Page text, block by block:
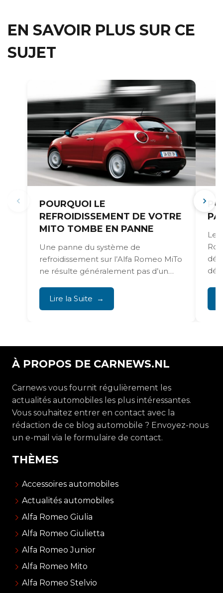
EN SAVOIR PLUS SUR CE
SUJET
POURQUOI LE
REFROIDISSEMENT DE VOTRE
MITO TOMBE EN PANNE
Une panne du système de
refroidissement sur l’Alfa Romeo MiTo
ne résulte généralement pas d’un
Lire la Suite
À PROPOS DE CARNEWS.NL
Carnews vous fournit régulièrement les
actualités automobiles les plus intéressantes.
Vous souhaitez entrer en contact avec la
rédaction de ce blog automobile ? Envoyez-nous
un e-mail via le formulaire de contact.
THÈMES
Accessoires automobiles
Actualités automobiles
Alfa Romeo Giulia
Alfa Romeo Giulietta
Alfa Romeo Junior
Alfa Romeo Mito
Alfa Romeo Stelvio